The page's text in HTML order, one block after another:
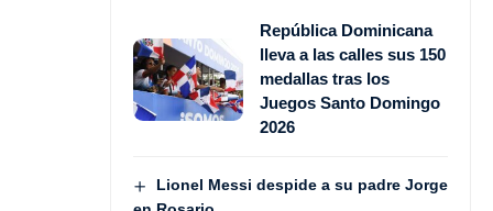
República Dominicana
lleva a las calles sus 150
medallas tras los
Juegos Santo Domingo
2026
Lionel Messi despide a su padre Jorge